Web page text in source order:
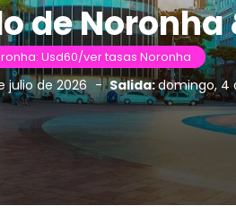
de
Usd60/ver tasas Noronha
julio de 2026 - Salida:domingo, 4